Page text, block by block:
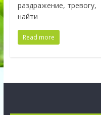
раздражение, тревогу,
найти
Read more